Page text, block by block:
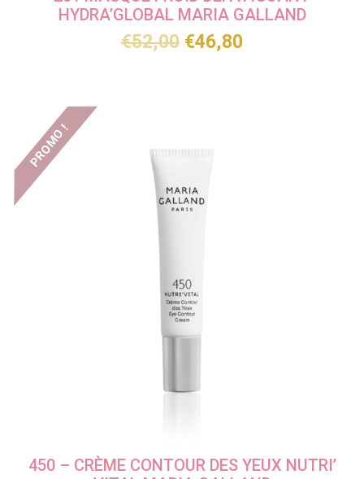
HYDRA’GLOBAL MARIA GALLAND
€52,00 €46,80
PROMO !
450 – CRÈME CONTOUR DES YEUX NUTRI’